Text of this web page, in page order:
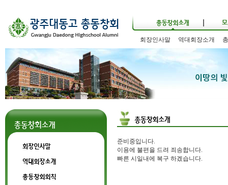
회장인사말 역대회장소개
준비중입니다.
이용에 불편을 드려 죄송합니다.
빠른 시일내에 복구 하겠습니다.